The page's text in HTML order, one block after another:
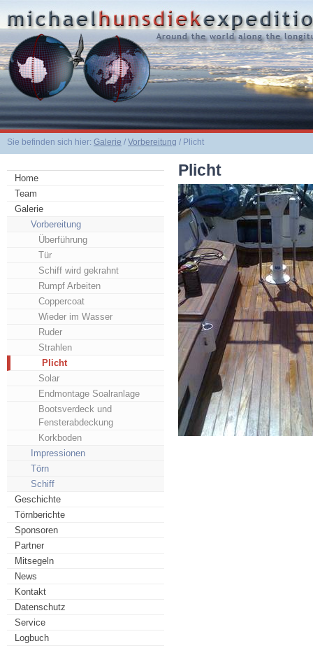
Sie befinden sich hier: Galerie / Vorbereitung / Plicht
Home
Team
Galerie
Vorbereitung
Überführung
Tür
Schiff wird gekrahnt
Rumpf Arbeiten
Coppercoat
Wieder im Wasser
Ruder
Strahlen
Plicht
Solar
Endmontage Soalranlage
Bootsverdeck und
Fensterabdeckung
Korkboden
Impressionen
Törn
Schiff
Geschichte
Törnberichte
Sponsoren
Partner
Mitsegeln
News
Kontakt
Datenschutz
Service
Logbuch
Plicht